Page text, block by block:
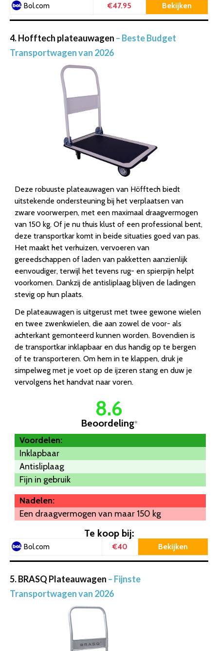
Bol.com €47.95 Bekijken
4. Hofftech plateauwagen – Beste Budget
Transportwagen van 2026
Deze robuuste plateauwagen van Höfftech biedt
uitstekende ondersteuning bij het verplaatsen van
zware voorwerpen, met een maximaal draagvermogen
van 150 kg. Of je nu thuis klust of een professional bent,
deze transportkar komt in beide situaties goed van pas.
Het maakt het verhuizen, vervoeren van
gereedschappen of laden van pakketten aanzienlijk
eenvoudiger, terwijl het tevens rug- en spierpijn helpt
voorkomen. Dankzij de antisliplaag blijven de ladingen
stevig op hun plaats.
De plateauwagen is uitgerust met twee gewone wielen
en twee zwenkwielen, die aan zowel de voor- als
achterkant gemonteerd kunnen worden. Bovendien is
de transportkar inklapbaar en dus handig op te bergen
of te transporteren. Om hem in te klappen, druk je
simpelweg met je voet op de ijzeren stang en duw je
vervolgens het handvat naar voren.
8.6
Beoordeling*
Voordelen:
Inklapbaar
Antisliplaag
Fijn in gebruik
Nadelen:
Een draagvermogen van maar 150 kg
Te koop bij:
Bol.com €40 Bekijken
5. BRASQ Plateauwagen – Fijnste
Transportwagen van 2026